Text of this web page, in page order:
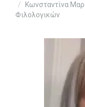
Κωνσταντίνα
Φιλολογικών